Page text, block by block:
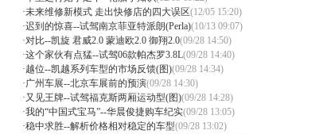
·未来维修新模式 走出快修店的四大误区(12/05 15:20)
·迟到的惊喜--试驾南京菲亚特派朗(Perla)(10/13 09:07)
·对比--凯旋 君威2.0 蒙迪欧2.0 御翔2.0(09/28 14:50)
·这个家伙有点猛--试驾06款帕杰罗3.8L(09/28 14:40)
·越位--凯越系列车型的市场反馈(图)(09/28 14:34)
·广州车展--北京车展前的预演(09/28 14:30)
·又见王牌--试驾福克斯两厢运动型(图)(09/28 14:28)
·我的“中国式宝马”--华晨俊捷购车纪实(09/28 13:05)
·稳中求胜--解析价格相对稳定的车型(09/28 13:02)